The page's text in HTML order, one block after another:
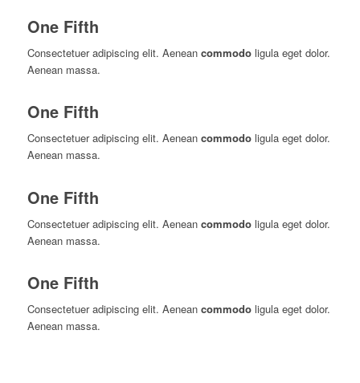
One Fifth
Consectetuer adipiscing elit. Aenean commodoligula eget dolor.
Aenean massa.
One Fifth
Consectetuer adipiscing elit. Aenean commodoligula eget dolor.
Aenean massa.
One Fifth
Consectetuer adipiscing elit. Aenean commodoligula eget dolor.
Aenean massa.
One Fifth
Consectetuer adipiscing elit. Aenean commodoligula eget dolor.
Aenean massa.